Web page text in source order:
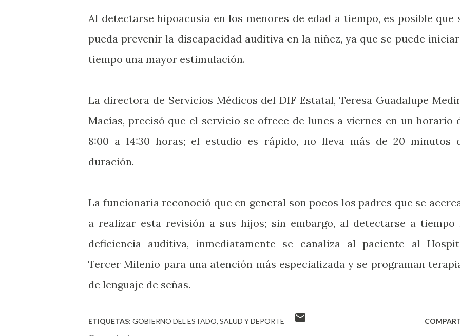
Al detectarse hipoacusia en los menores de edad a tiempo, es posible que
pueda prevenir la discapacidad auditiva en la niñez, ya que se puede
tiempo una mayor estimulación.
La directora de Servicios Médicos del DIF Estatal, Teresa Guadalupe
Macías, precisó que el servicio se ofrece de lunes a viernes en un horario
8:00 a 14:30 horas; el estudio es rápido, no lleva más de 20 minutos
duración.
La funcionaria reconoció que en general son pocos los padres que se
a realizar esta revisión a sus hijos; sin embargo, al detectarse a tiempo
deficiencia auditiva, inmediatamente se canaliza al paciente al
Tercer Milenio para una atención más especializada y se programan
de lenguaje de señas.
ETIQUETAS: GOBIERNO DEL ESTADO SALUD Y DEPORTE